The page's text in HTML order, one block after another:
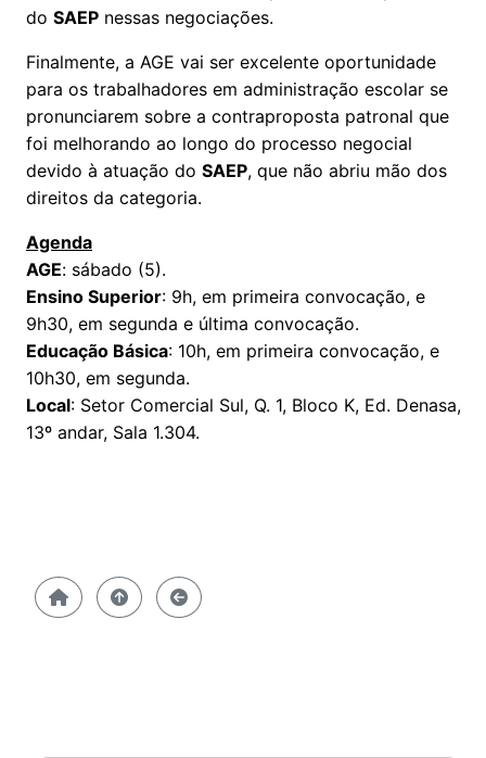
do SAEP nessas negociações.
Finalmente, a AGE vai ser excelente oportunidade
para os trabalhadores em administração escolar se
pronunciarem sobre a contraproposta patronal que
foi melhorando ao longo do processo negocial
devido à atuação do SAEP, que não abriu mão dos
direitos da categoria.
Agenda
AGE: sábado (5).
Ensino Superior: 9h, em primeira convocação, e
9h30, em segunda e última convocação.
Educação Básica: 10h, em primeira convocação, e
10h30, em segunda.
Local: Setor Comercial Sul, Q. 1, Bloco K, Ed. Denasa,
13º andar, Sala 1.304.